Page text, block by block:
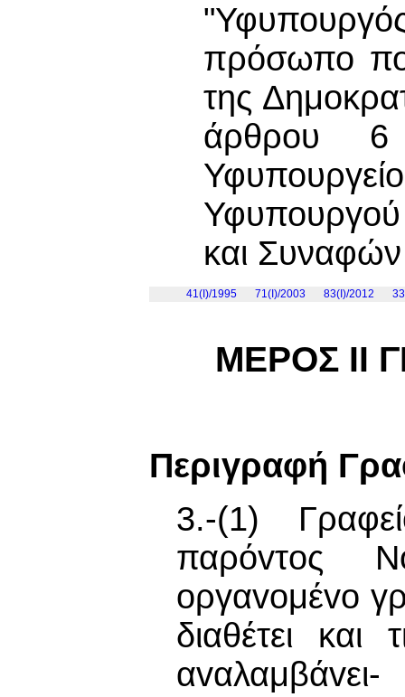
πρόσωπο
της
άρθρου
και
41(I)/1995 71(I)/2003 83(I)/2012
ΜΕΡΟΣ ΙΙ
Περιγραφή
3.-(1)
παρόvτoς
oργαvoμέvo
διαθέτει
αvαλαμβάvει-